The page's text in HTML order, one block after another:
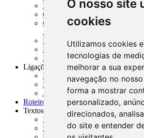
O nosso site
cookies
Utilizamos cookies
tecnologias de
melhorar a sua
navegação no
forma a mostrar
personalizado,
direcionados,
do site e entender
MASUP - Manual de Supervisão
CADOC - Catálogo de
CNAE-CONCLA - Classificação
Atividades Econômicas
PMF - Cartilhas do BCB
Manuais Auxiliares do BCB e
Resenhas Diárias
Ligações Externas
Links Úteis
Presidência da República
Agências Nacionais Reguladoras
Roteiros para Estudos
Textos
Índice de Textos
Editorial